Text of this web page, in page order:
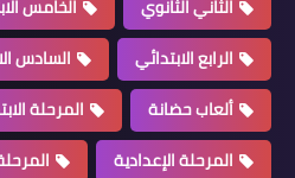
الثاني الثانوي
الخامس
الرابع الابتدائي
السادس
ألعاب حضانة
المرحلة
المرحلة الإعدادية